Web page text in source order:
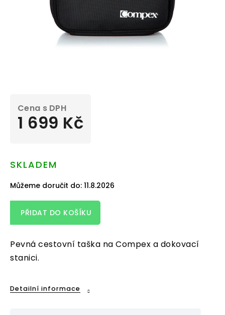
1 699 Kč
SKLADEM
Můžeme doručit do: 11.8.2026
PŘIDAT DO KOŠÍKU
Pevná cestovní taška na Compex a dokovací
stanici.
Detailní informace